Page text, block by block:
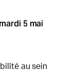
5 mai
au sein